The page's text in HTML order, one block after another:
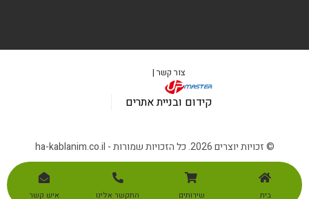
צור קשר |
קידום ובניית אתרים
© זכויות יוצרים 2026. כל הזכויות שמורות - ha-kablanim.co.il
בית שירותים התקשר אלינו איש קשר